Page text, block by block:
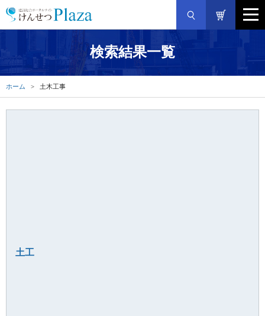
検索結果一覧
ホーム 土木工事
土工